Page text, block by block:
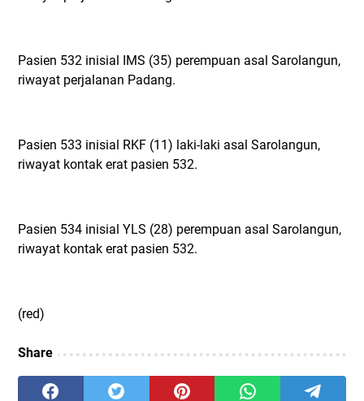
Pasien 532 inisial IMS (35) perempuan asal Sarolangun,
riwayat perjalanan Padang.
Pasien 533 inisial RKF (11) laki-laki asal Sarolangun,
riwayat kontak erat pasien 532.
Pasien 534 inisial YLS (28) perempuan asal Sarolangun,
riwayat kontak erat pasien 532.
(red)
Share